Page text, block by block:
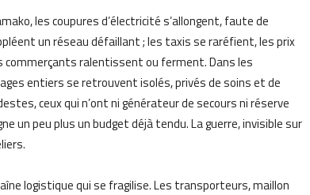
les coupures d’électricité s’allongent, faute de
un réseau défaillant ; les taxis se raréfient, les prix
ralentissent ou ferment. Dans les
entiers se retrouvent isolés, privés de soins et de
ceux qui n’ont ni générateur de secours ni réserve
un peu plus un budget déjà tendu. La guerre, invisible sur
logistique qui se fragilise. Les transporteurs, maillon